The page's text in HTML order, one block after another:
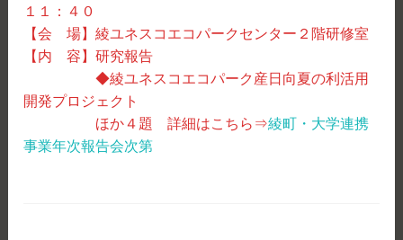
１１：４０
【会 場】綾ユネスコエコパークセンター２階研修室
【内 容】研究報告
◆綾ユネスコエコパーク産日向夏の利活用
開発プロジェクト
ほか４題 詳細はこちら⇒綾町・大学連携
事業年次報告会次第